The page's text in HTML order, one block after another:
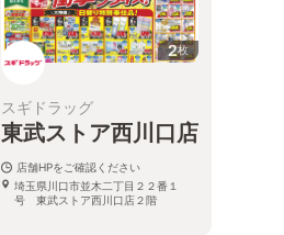
2枚
スギドラッグ
東武ストア西川口店
店舗HPをご確認ください
埼玉県川口市並木二丁目２２番１
号 東武ストア西川口店２階